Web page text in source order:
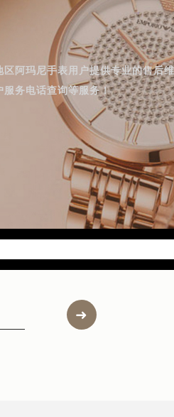
阿玛尼手表用户提供专业的售后
服务电话查询等服务！